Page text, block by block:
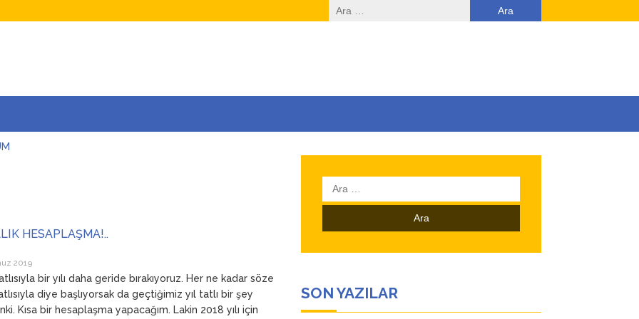
Arama:
HESAPLAŞMA!..
2019
bir yılı daha geride bırakıyoruz. Her ne kadar söze
diye başlıyorsak da geçtiğimiz yıl tatlı bir şey
Kısa bir hesaplaşma yapacağım. Lakin 2018 yılı için
Arama:
SON YAZILAR